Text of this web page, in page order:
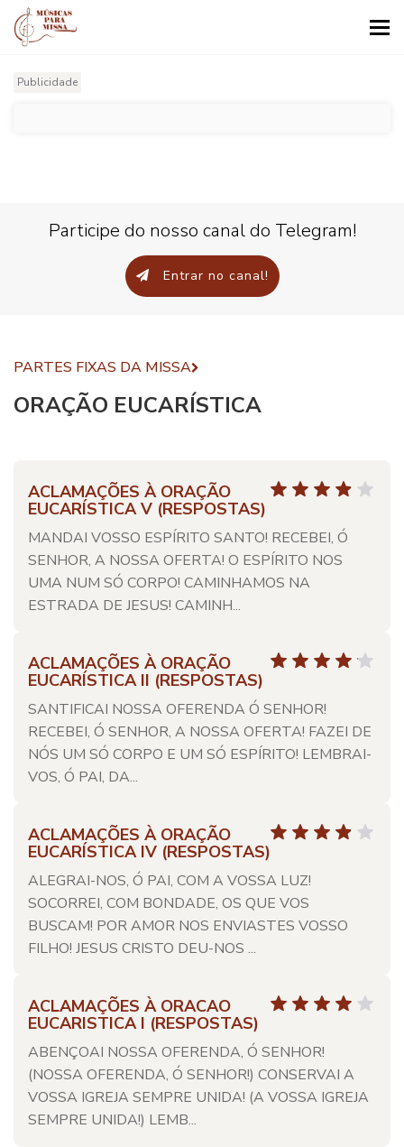
Publicidade
Participe do nosso canal do Telegram!
Entrar no canal!
PARTES FIXAS DA MISSA
ORAÇÃO EUCARÍSTICA
ACLAMAÇÕES À ORAÇÃO
EUCARÍSTICA V (RESPOSTAS)
MANDAI VOSSO ESPÍRITO SANTO! RECEBEI, Ó
SENHOR, A NOSSA OFERTA! O ESPÍRITO NOS
UMA NUM SÓ CORPO! CAMINHAMOS NA
ESTRADA DE JESUS! CAMINH...
ACLAMAÇÕES À ORAÇÃO
EUCARÍSTICA II (RESPOSTAS)
SANTIFICAI NOSSA OFERENDA Ó SENHOR!
RECEBEI, Ó SENHOR, A NOSSA OFERTA! FAZEI DE
NÓS UM SÓ CORPO E UM SÓ ESPÍRITO! LEMBRAI-
VOS, Ó PAI, DA...
ACLAMAÇÕES À ORAÇÃO
EUCARÍSTICA IV (RESPOSTAS)
ALEGRAI-NOS, Ó PAI, COM A VOSSA LUZ!
SOCORREI, COM BONDADE, OS QUE VOS
BUSCAM! POR AMOR NOS ENVIASTES VOSSO
FILHO! JESUS CRISTO DEU-NOS ...
ACLAMAÇÕES À ORACAO
EUCARISTICA I (RESPOSTAS)
ABENÇOAI NOSSA OFERENDA, Ó SENHOR!
(NOSSA OFERENDA, Ó SENHOR!) CONSERVAI A
VOSSA IGREJA SEMPRE UNIDA! (A VOSSA IGREJA
SEMPRE UNIDA!) LEMB...